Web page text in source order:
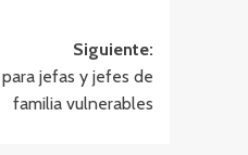
Siguiente:
jefas y jefes de
familia vulnerables